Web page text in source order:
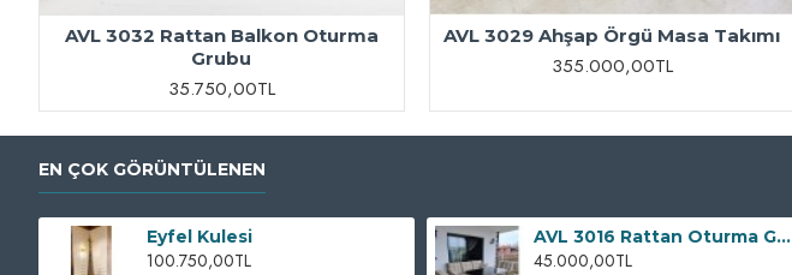
AVL 3032 Rattan Balkon Oturma
Grubu
35.750,00TL
AVL 3029 Ahşap Örgü Masa Takımı
355.000,00TL
EN ÇOK GÖRÜNTÜLENEN
Eyfel Kulesi
100.750,00TL
AVL 3016 Rattan Oturma Grubu
45.000,00TL